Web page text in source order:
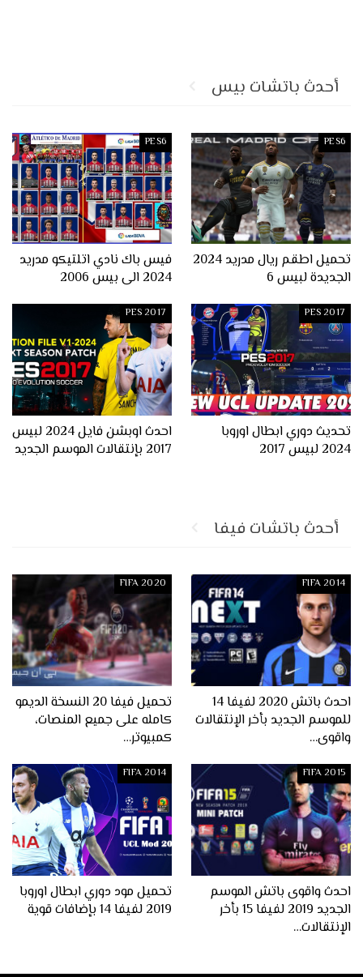
أحدث باتشات بيس
PES6
تحميل اطقم ريال مدريد 2024
الجديدة لبيس 6
PES6
فيس باك نادي اتلتيكو مدريد
2024 الى بيس 2006
PES 2017
تحديث دوري ابطال اوروبا
2024 لبيس 2017
PES 2017
احدث اوبشن فايل 2024 لبيس
2017 بإنتقالات الموسم الجديد
أحدث باتشات فيفا
FIFA 2014
احدث باتش 2020 لفيفا 14
للموسم الجديد بأخر الإنتقالات
واقوى…
FIFA 2020
تحميل فيفا 20 النسخة الديمو
كامله على جميع المنصات،
كمبيوتر…
FIFA 2015
احدث واقوى باتش الموسم
الجديد 2019 لفيفا 15 بأخر
الإنتقالات…
FIFA 2014
تحميل مود دوري ابطال اوروبا
2019 لفيفا 14 بإضافات قوية